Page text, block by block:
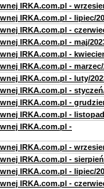
IRKA.com.pl -
IRKA.com.pl - lipiec/
IRKA.com.pl -
IRKA.com.pl - maj/
IRKA.com.pl -
IRKA.com.pl - marzec/
IRKA.com.pl - luty/
IRKA.com.pl -
IRKA.com.pl -
IRKA.com.pl -
IRKA.com.pl -
IRKA.com.pl -
IRKA.com.pl -
IRKA.com.pl - lipiec/
IRKA.com.pl -